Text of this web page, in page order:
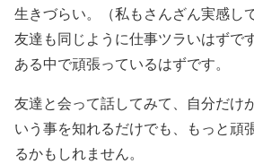
生きづらい。（私もさんざん実感し
友達も同じように仕事ツラいはずです
ある中で頑張っているはずです。
友達と会って話してみて、自分だけ
いう事を知れるだけでも、もっと頑
るかもしれません。